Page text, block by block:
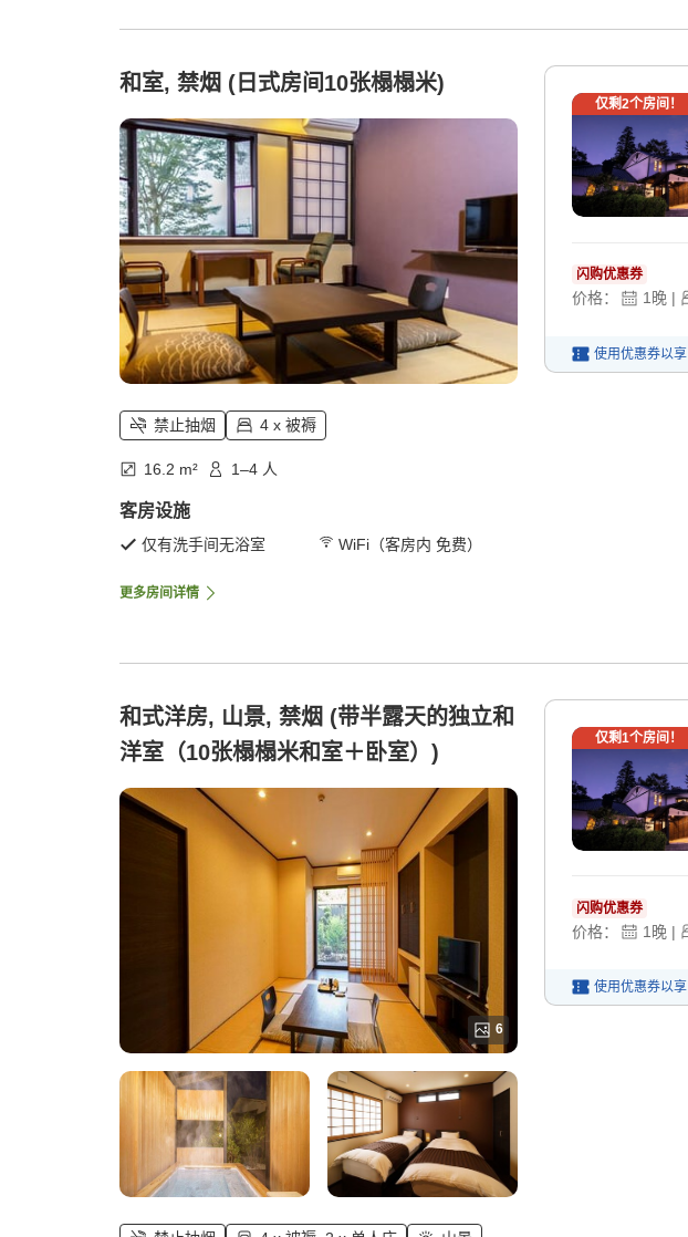
和室, 禁烟 (日式房间10张榻榻米)
禁止抽烟 4 x 被褥
16.2 m² 1–4 人
客房设施
仅有洗手间无浴室 WiFi（客房内 免费）
更多房间详情
仅剩2个房间！
闪购优惠券
价格： 1晚 |
使用优惠券以享
和式洋房, 山景, 禁烟 (带半露天的独立和
洋室（10张榻榻米和室＋卧室）)
6
仅剩1个房间！
闪购优惠券
价格： 1 晚 |
使用优惠券以享